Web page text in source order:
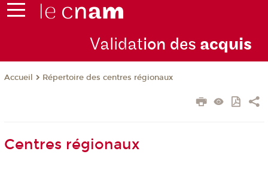
Validation des acquis
Accueil Répertoire des centres régionaux
Centres régionaux